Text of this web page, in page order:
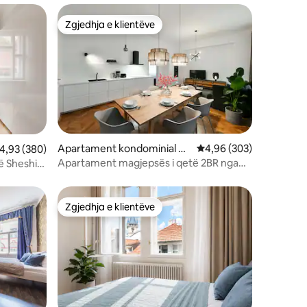
mesatar 4,93 nga 5, 380 vlerësime
4,93 (380)
Sheshit
Zgjedhja e klientëve
Zgjedhja e klientëve
Apartament kondominial në
Praha 1
Vlerësimi mesatar
4,96 (303)
Apartament magjepsës i qetë 2BR nga
Zgjedhja e klientëve
Zgjedhja e klientëve